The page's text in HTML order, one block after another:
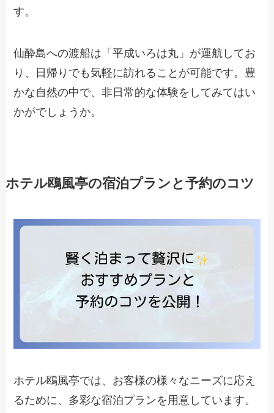
す。
仙酔島への渡船は「平成いろは丸」が運航してお
り、日帰りでも気軽に訪れることが可能です。豊
かな自然の中で、非日常的な体験をしてみてはい
かがでしょうか。
ホテル鴎風亭の宿泊プランと予約のコツ
ホテル鴎風亭では、お客様の様々なニーズに応え
るために、多彩な宿泊プランを用意しています。